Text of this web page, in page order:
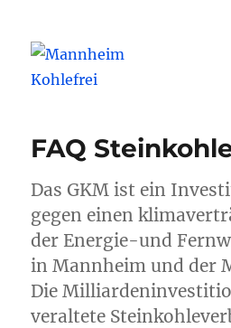
FAQ
Das GKM ist ein
gegen einen
der Energie-und
in Mannheim und der
Die
veraltete